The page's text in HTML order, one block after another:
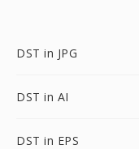
DST in JPG
DST in AI
DST in EPS